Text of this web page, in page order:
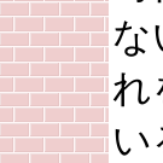
な
れ
い